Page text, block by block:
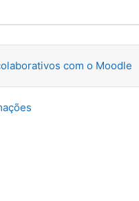
com o Moodle